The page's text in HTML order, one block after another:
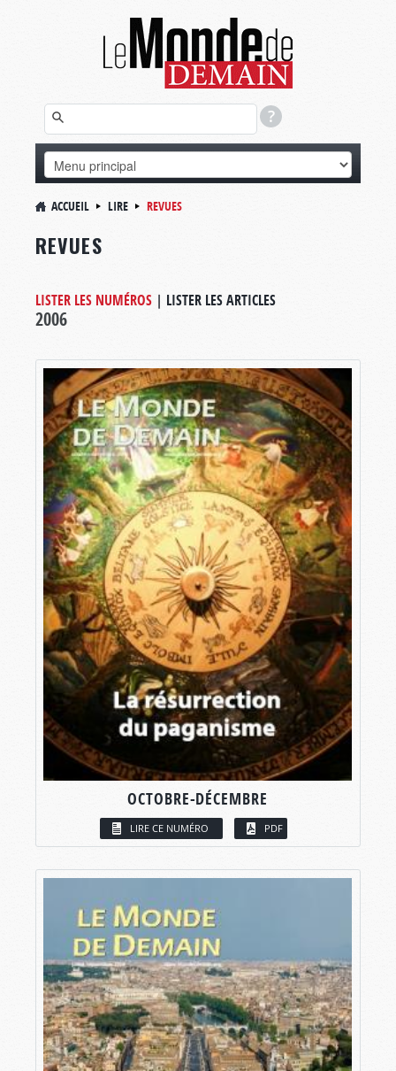
ACCUEIL LIRE REVUES
REVUES
LISTER LES NUMÉROS | LISTER LES ARTICLES
2006
OCTOBRE-DÉCEMBRE
LIRE CE NUMÉRO PDF